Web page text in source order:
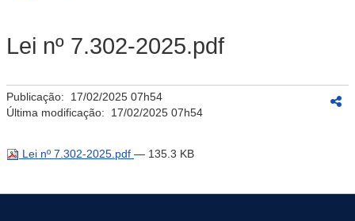
Lei nº 7.302-2025.pdf
Publicação: 17/02/2025 07h54
Última modificação: 17/02/2025 07h54
Lei nº 7.302-2025.pdf — 135.3 KB